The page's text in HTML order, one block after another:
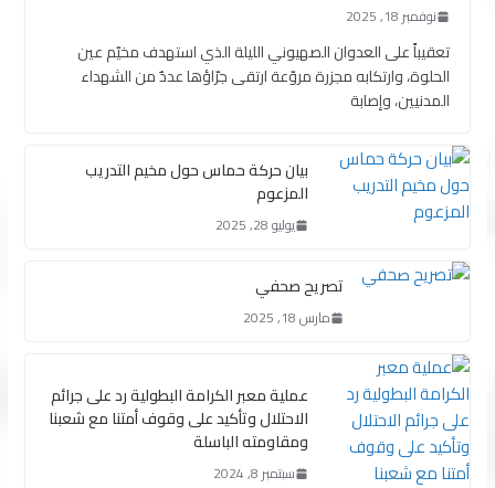
نوفمبر 18, 2025
تعقيباً على العدوان الصهيوني الليلة الذي استهدف مخيّم عين
الحلوة، وارتكابه مجزرة مروّعة ارتقى جرّاؤها عددٌ من الشهداء
المدنيين، وإصابة
بيان حركة حماس حول مخيم التدريب
المزعوم
يوليو 28, 2025
تصريح صحفي
مارس 18, 2025
عملية معبر الكرامة البطولية رد على جرائم
الاحتلال وتأكيد على وقوف أمتنا مع شعبنا
ومقاومته الباسلة
سبتمبر 8, 2024